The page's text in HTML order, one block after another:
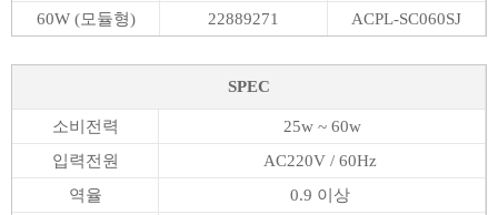
60W (모듈형)
22889271 ACPL-SC060SJ
SPEC
소비전력
25w ~ 60w
입력전원
AC220V / 60Hz
역율
0.9 이상